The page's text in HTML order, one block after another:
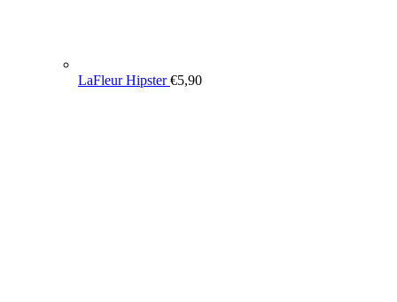
LaFleur Hipster €5,90